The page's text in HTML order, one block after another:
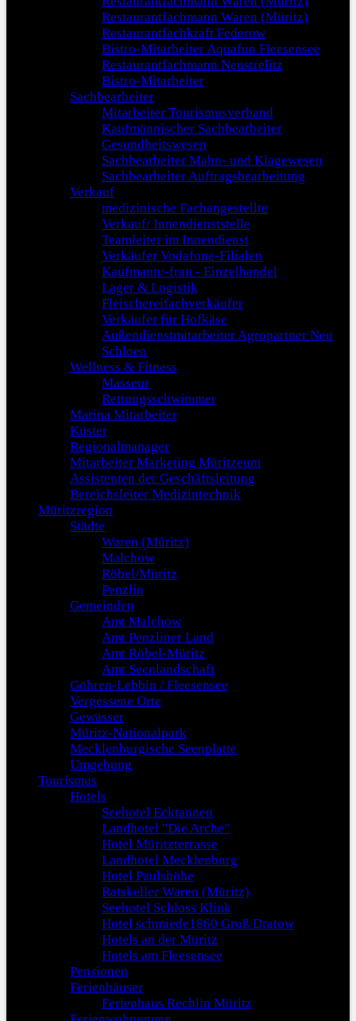
Restaurantfachmann Waren (Müritz)
Restaurantfachkraft Federow
Bistro-Mitarbeiter Aquafun Fleesensee
Restaurantfachmann Neustrelitz
Bistro-Mitarbeiter
Sachbearbeiter
Mitarbeiter Tourismusverband
Kaufmännischer Sachbearbeiter
Gesundheitswesen
Sachbearbeiter Mahn- und Klagewesen
Sachbearbeiter Auftragsbearbeitung
Verkauf
medizinische Fachangestellte
Verkauf/ Innendienststelle
Teamleiter im Innendienst
Verkäufer Vodafone-Filialen
Kaufmann/-frau - Einzelhandel
Lager & Logistik
Fleischereifachverkäufer
Verkäufer für Hofkäse
Außendienstmitarbeiter Agropartner Neu
Schloen
Wellness & Fitness
Masseur
Rettungsschwimmer
Marina Mitarbeiter
Küster
Regionalmanager
Mitarbeiter Marketing Müritzeum
Assistenten der Geschäftsleitung
Bereichsleiter Medizintechnik
Müritzregion
Städte
Waren (Müritz)
Malchow
Röbel/Müritz
Penzlin
Gemeinden
Amt Malchow
Amt Penzliner Land
Amt Röbel-Müritz
Amt Seenlandschaft
Göhren-Lebbin / Fleesensee
Vergessene Orte
Gewässer
Müritz-Nationalpark
Mecklenburgische Seenplatte
Umgebung
Tourismus
Hotels
Seehotel Ecktannen
Landhotel "Die Arche"
Hotel Müritzterrasse
Landhotel Mecklenburg
Hotel Paulshöhe
Ratskeller Waren (Müritz)
Seehotel Schloss Klink
Hotel schmiede1860 Groß Dratow
Hotels an der Müritz
Hotels am Fleesensee
Pensionen
Ferienhäuser
Ferienhaus Rechlin Müritz